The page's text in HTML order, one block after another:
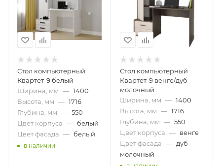
Стол компьютерный
Квартет-9 белый
Ширина, мм — 1400
Высота, мм — 1716
Глубина, мм — 550
Цвет корпуса — белый
Цвет фасада — белый
в наличии
Стол компьютерный
Квартет-9 венге/дуб
молочный
Ширина, мм — 1400
Высота, мм — 1716
Глубина, мм — 550
Цвет корпуса — венге
Цвет фасада — дуб
молочный